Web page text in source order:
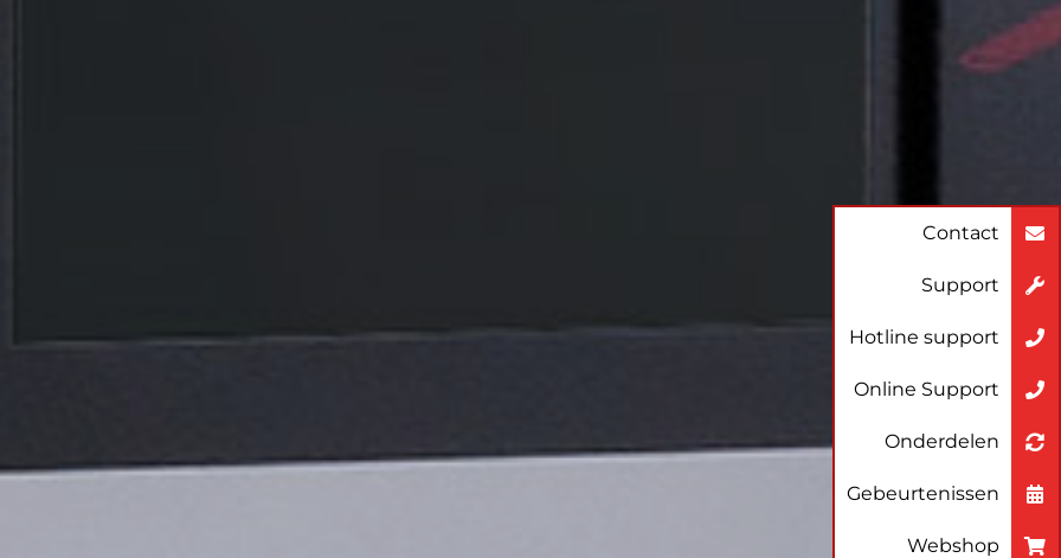
Contact
Support
Hotline support
Online Support
Onderdelen
Gebeurtenissen
Webshop